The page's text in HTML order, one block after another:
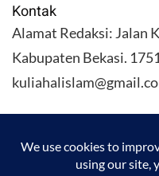
Kontak
Alamat Redaksi: Jalan
Kabupaten Bekasi.